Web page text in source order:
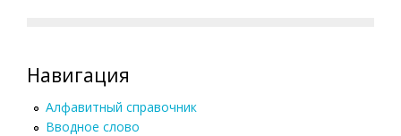
Навигация
Алфавитный справочник
Вводное слово